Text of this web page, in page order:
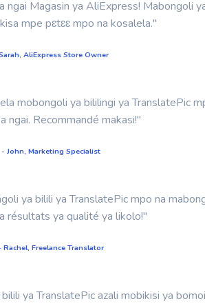
Magasin ya AliExpress! Mabongoli
mpe pɛtɛɛ mpo na kosalela."
AliExpress Store Owner
mobongoli ya bililingi ya TranslatePic
ngai. Recommandé makasi!"
- John, Marketing Specialist
ya bilili ya TranslatePic mpo na
résultats ya qualité ya likolo!"
Rachel, Freelance Translator
ya TranslatePic azali mobikisi ya